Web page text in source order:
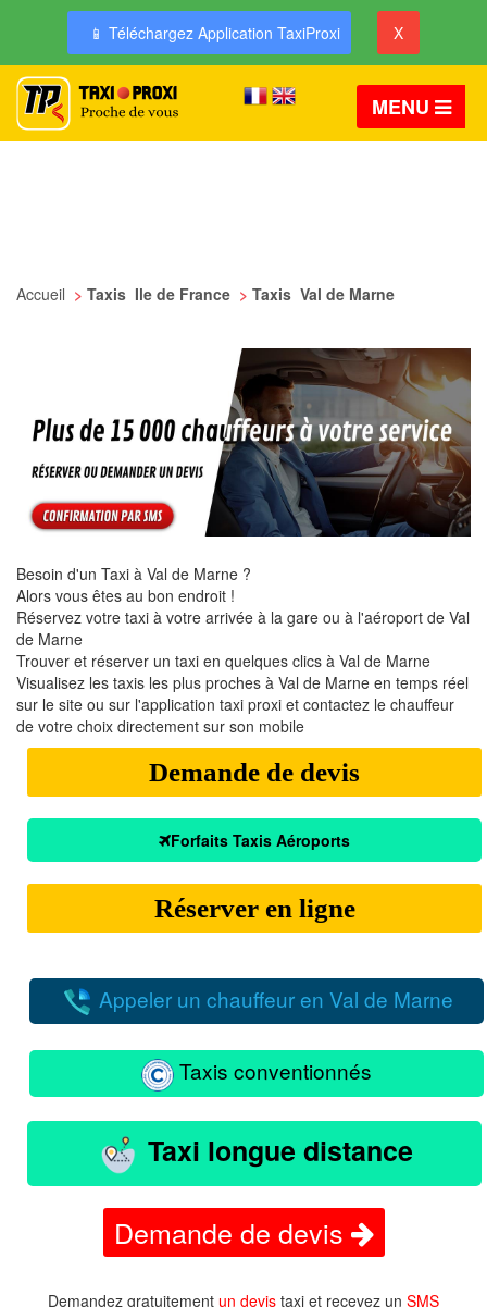
📱 Téléchargez Application TaxiProxi X
MENU
Accueil > Taxis Ile de France > Taxis Val de Marne
Besoin d'un Taxi à Val de Marne ?
Alors vous êtes au bon endroit !
Réservez votre taxi à votre arrivée à la gare ou à l'aéroport de Val
de Marne
Trouver et réserver un taxi en quelques clics à Val de Marne
Visualisez les taxis les plus proches à Val de Marne en temps réel
sur le site ou sur l'application taxi proxi et contactez le chauffeur
de votre choix directement sur son mobile
Demande de devis
Forfaits Taxis Aéroports
Réserver en ligne
Appeler un chauffeur en Val de Marne
Taxis conventionnés
Taxi longue distance
Demande de devis
Demandez gratuitement un devis taxi et recevez un SMS